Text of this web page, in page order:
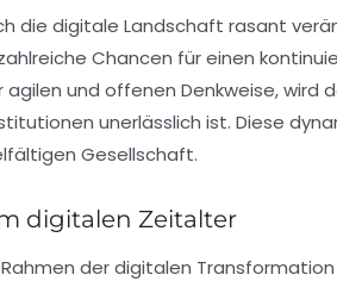
die digitale Landschaft rasant
Chancen für einen
agilen und offenen Denkweise, wird
unerlässlich ist. Diese
Gesellschaft.
digitalen Zeitalter
der digitalen